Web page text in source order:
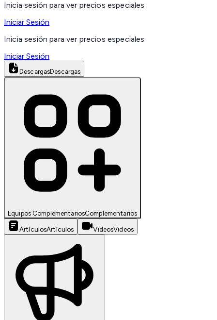
Inicia sesión para ver precios especiales
Iniciar Sesión
Inicia sesión para ver precios especiales
Iniciar Sesión
DescargasDescargas
Equipos ComplementariosComplementarios
ArtículosArtículos VideosVideos